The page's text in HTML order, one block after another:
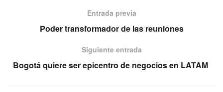
Entrada previa
Poder transformador de las reuniones
Siguiente entrada
Bogotá quiere ser epicentro de negocios en LATAM